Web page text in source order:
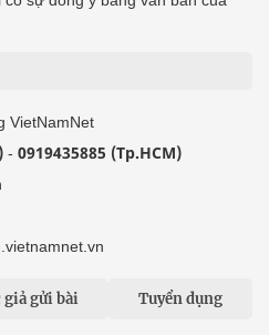
VietNamNet
- 0919435885 (Tp.HCM)
giả gửi bài Tuyển dụng